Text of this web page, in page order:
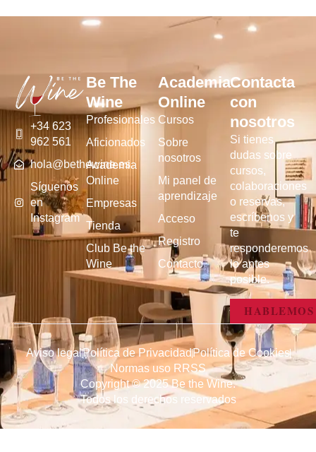
+34 623
962 561
hola@bethewine.es
Síguenos
en
Instagram
Be The
Wine
Profesionales
Aficionados
Academia
Online
Empresas
Tienda
Club Be the
Wine
Academia
Online
Cursos
Sobre
nosotros
Mi panel de
aprendizaje
Acceso
Registro
Contacto
Contacta
con
nosotros
Si tienes
dudas sobre
cursos,
colaboraciones
o reservas,
escríbenos y
te
responderemos
lo antes
posible.
HABLEMOS
Copyright © 2025 Be the Wine.
Todos los derechos reservados
Aviso legalPolítica de PrivacidadPolítica de Cookies
Normas uso RRSS